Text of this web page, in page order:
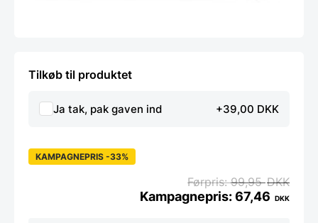
Tilkøb til produktet
Ja tak, pak gaven ind +39,00 DKK
KAMPAGNEPRIS -33%
99,95DKK
67,46 DKK